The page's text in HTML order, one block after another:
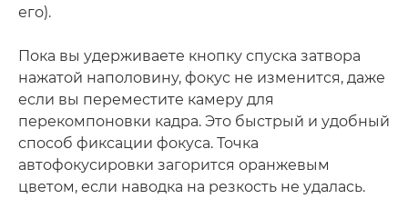
его).
Пока вы удерживаете кнопку спуска затвора
нажатой наполовину, фокус не изменится, даже
если вы переместите камеру для
перекомпоновки кадра. Это быстрый и удобный
способ фиксации фокуса. Точка
автофокусировки загорится оранжевым
цветом, если наводка на резкость не удалась.